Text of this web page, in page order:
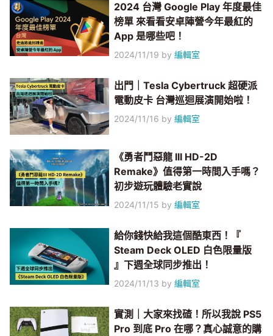
2024 台灣 Google Play 年度最佳
榜單 來看看安卓陣營今年最紅的
App 是哪些吧！
2024/11/19 by編輯室
出門｜Tesla Cybertruck 超硬派
電動皮卡 台灣巡迴展演開始啦！
2024/11/16 by編輯室
《勇者鬥惡龍 III HD-2D
Remake》值得第一時間入手嗎？
初步遊玩體驗老實說
2024/11/15 by編輯室
給你錢快給我這個酷東西！『
Steam Deck OLED 白色限量版
』下週全球同步推出！
2024/11/13 by編輯室
實測｜大家來找碴！所以我說 PS5
Pro 到底 Pro 在哪？真心誠意的購